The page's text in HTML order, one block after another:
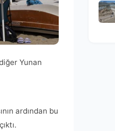
Yunan
ardından bu